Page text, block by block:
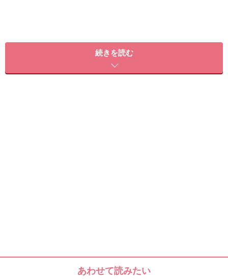
う時期で、黄体ホルモンがさかんに分泌されている時期
です。通常は12日続きます。高温相が終わると、月経が
続きを読む
あわせて読みたい